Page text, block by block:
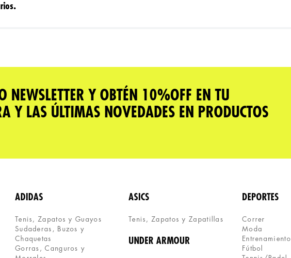
★★
COMENTARIO
NEWSLETTER Y OBTÉN 10%OFF EN TU
Y LAS ÚLTIMAS NOVEDADES EN PRODUCTOS
ADIDAS
Tenis, Zapatos y Guayos
Sudaderas, Buzos y
Chaquetas
Gorras, Canguros y
ASICS
Tenis, Zapatos y Zapatillas
UNDER ARMOUR
DEPORTES
Correr
Moda
Entrenamiento
Fútbol